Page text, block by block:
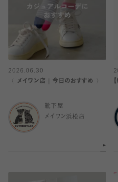
2026.06.30
〈 メイワン店｜今日のおすすめ 〉
靴下屋
メイワン浜松店